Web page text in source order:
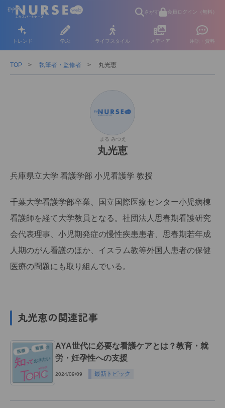
さがす 会員ログイン（無料）
トレンド 学ぶ ライフスタイル メディア 用語・資料
TOP 執筆者・監修者 丸光恵
まる みつえ
丸光恵
兵庫県立大学 看護学部 小児看護学 教授
千葉大学看護学部卒業、国立国際医療センター小児病棟
看護師を経て大学教員となる。社団法人思春期看護研究
会代表理事、小児期発症の慢性疾患患者、思春期若年成
人期のがん看護のほか、イスラム教等外国人患者の保健
医療の問題にも取り組んでいる。
丸光恵の関連記事
AYA世代に必要な看護ケアとは？教育・就
労・妊孕性への支援
2024/09/09 最新トピック